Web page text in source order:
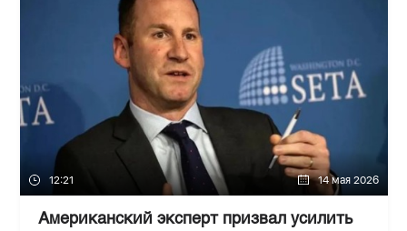
12:21 14 мая 2026
Американский эксперт призвал усилить